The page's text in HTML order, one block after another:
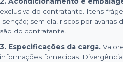
exclusiva do contratante. Itens
Isenção; sem ela, riscos por avarias
são do contratante.
3. Especificações da carga.
informações fornecidas.